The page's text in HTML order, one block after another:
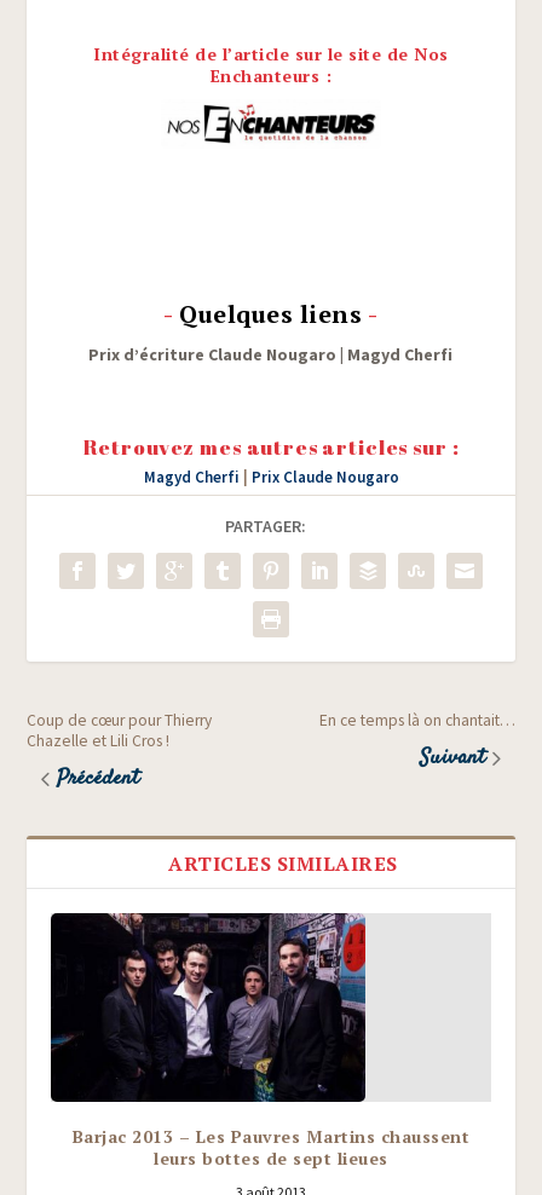
Intégralité de l’article sur le site de Nos
Enchanteurs :
- Quelques liens -
Prix d’é­cri­ture Claude Nou­ga­ro Magyd Cher­fi
Retrouvez mes autres articles sur :
Magyd Cherfi Prix Claude Nougaro
PARTAGER:
Coup de cœur pour Thierry
Chazelle et Lili Cros !
Précédent
En ce temps là on chantait…
Suivant
ARTICLES SIMILAIRES
Barjac 2013 – Les Pauvres Martins chaussent
leurs bottes de sept lieues